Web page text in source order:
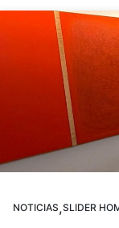
NOTICIAS,SLIDER